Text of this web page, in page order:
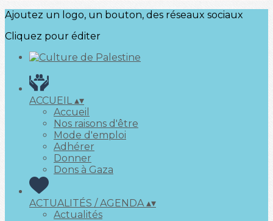
Ajoutez un logo, un bouton, des réseaux sociaux
Cliquez pour éditer
ACCUEIL▴▾
Accueil
Nos raisons d'être
Mode d'emploi
Adhérer
Donner
Dons à Gaza
ACTUALITÉS / AGENDA▴▾
Actualités